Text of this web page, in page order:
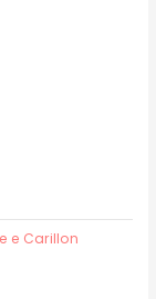
e Carillon